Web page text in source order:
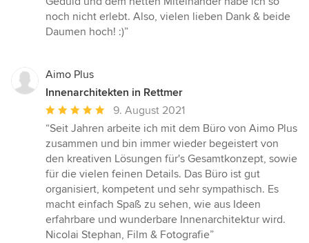
noch nicht erlebt. Also, vielen lieben Dank & beide
Daumen hoch! :)”
Aimo Plus
Innenarchitekten in Rettmer
Durchschnittliche
Bewertung:
5
von
5
Sternen
9. August 2021
“Seit Jahren arbeite ich mit dem Büro von Aimo Plus
zusammen und bin immer wieder begeistert von
den kreativen Lösungen für's Gesamtkonzept, sowie
für die vielen feinen Details. Das Büro ist gut
organisiert, kompetent und sehr sympathisch. Es
macht einfach Spaß zu sehen, wie aus Ideen
erfahrbare und wunderbare Innenarchitektur wird.
Nicolai Stephan, Film & Fotografie”